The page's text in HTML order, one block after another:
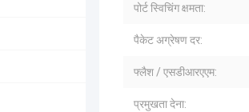
पोर्ट स्विचिंग क्षमता:
पैकेट अग्रेषण दर:
फ्लैश / एसडीआरएएम:
प्रमुखता देना: